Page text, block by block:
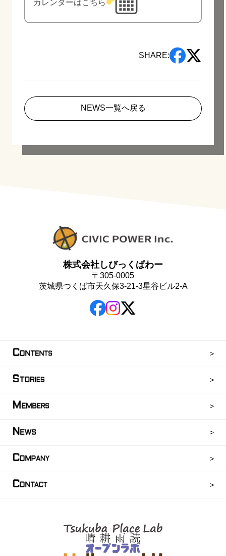
カレンダーはこちら
SHARE:
NEWS一覧へ戻る
株式会社しびっくぱわー
〒305-0005
茨城県つくば市天久保3-21-3星谷ビル2-A
CONTENTS
STORIES
M EMBERS
N EWS
COMPANY
CONTACT